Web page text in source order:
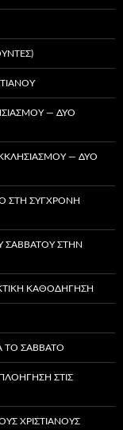
— ΔΎΟ
— ΔΎΟ
ΣΤΗ ΣΎΓΧΡΟΝΗ
ΣΑΒΒΆΤΟΥ ΣΤΗΝ
ΚΑΘΟΔΉΓΗΣΗ
ΤΟ ΣΆΒΒΑΤΟ
ΣΤΙΣ
ΧΡΙΣΤΙΑΝΟΎΣ